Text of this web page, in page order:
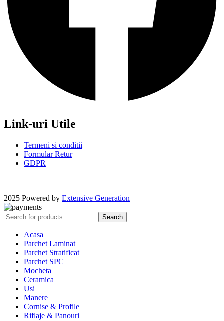
Link-uri Utile
Termeni si conditii
Formular Retur
GDPR
2025 Powered by Extensive Generation
Search
Acasa
Parchet Laminat
Parchet Stratificat
Parchet SPC
Mocheta
Ceramica
Usi
Manere
Cornise & Profile
Riflaje & Panouri